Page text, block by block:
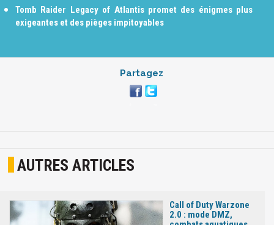
Tomb Raider Legacy of Atlantis promet des énigmes plus
exigeantes et des pièges impitoyables
Partagez
AUTRES ARTICLES
Call of Duty Warzone
2.0 : mode DMZ,